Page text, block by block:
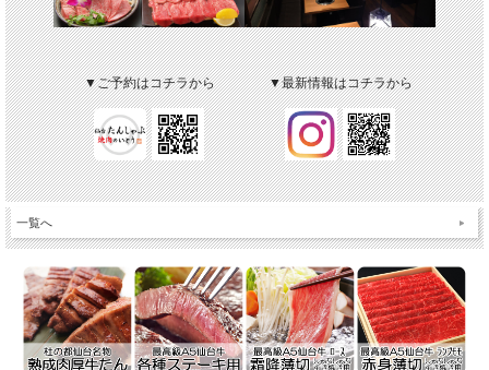
▼ご予約はコチラから ▼最新情報はコチラから
一覧へ